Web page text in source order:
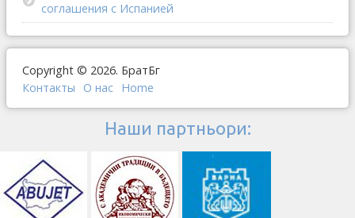
соглашения с Испанией
Copyright © 2026. БратБг
Контакты
О наc Home
Наши партньори: